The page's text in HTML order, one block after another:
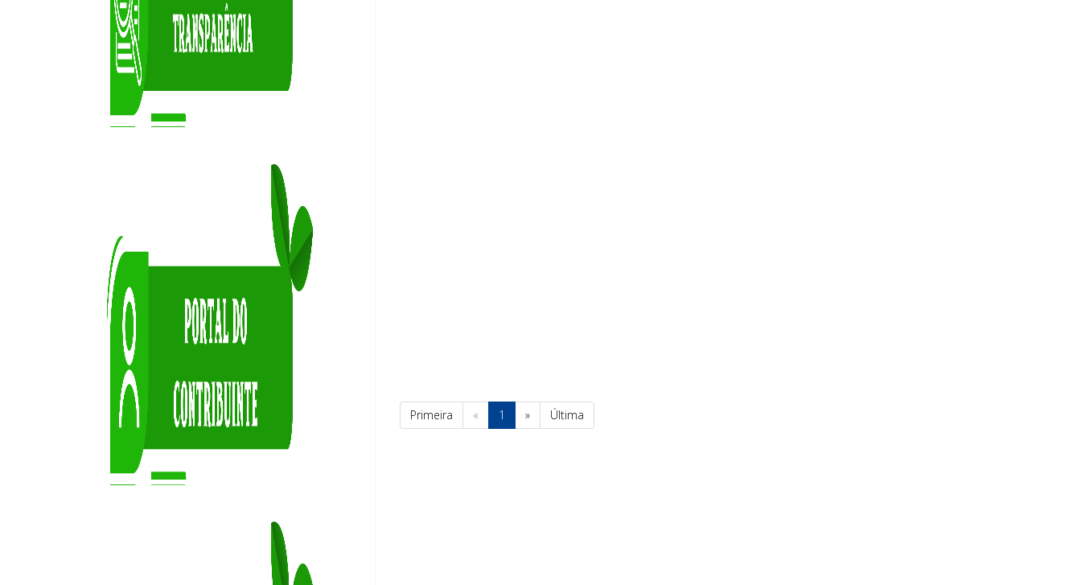
Primeira « 1 » Última